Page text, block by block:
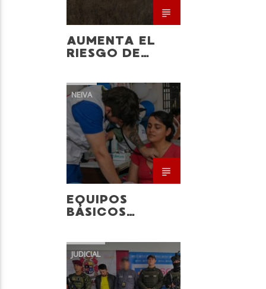
AUMENTA EL
RIESGO DE
MUNICIPIOS DEL
HUILA
NEIVA
SALUD
EQUIPOS
BÁSICOS
COMUNIDADES
DE NEIVA
JUDICIAL